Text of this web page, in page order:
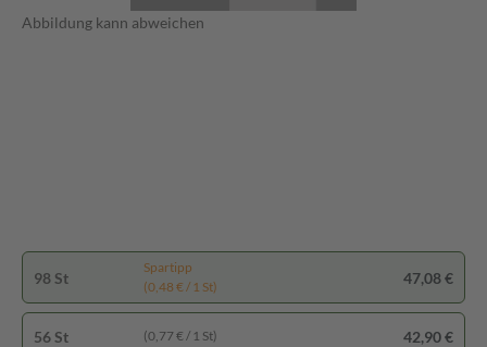
Abbildung kann abweichen
98 St
Spartipp
(0,48 € / 1 St)
47,08 €
56 St (0,77 € / 1 St) 42,90 €